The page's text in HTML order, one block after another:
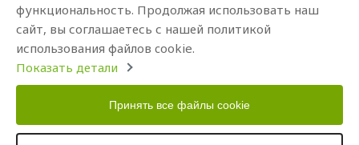
функциональность. Продолжая использовать наш
сайт, вы соглашаетесь с нашей политикой
использования файлов cookie.
Показать детали
Принять все файлы cookie